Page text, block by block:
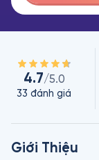
4.7/5.0
33 đánh giá
Giới Thiệu